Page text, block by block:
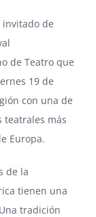
invitado de
de Teatro que
19 de
con una de
teatrales más
Europa.
de la
tienen una
tradición